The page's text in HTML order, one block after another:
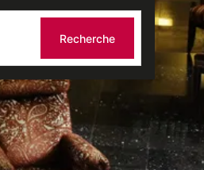
Recherche